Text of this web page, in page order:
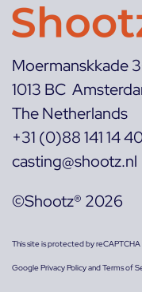
Moermanskkade
1013 BC
The Netherlands
+31 (0)88 141 14
casting@shootz.nl
©Shootz® 2026
This site is protected by
GooglePrivacy PolicyandTerms of